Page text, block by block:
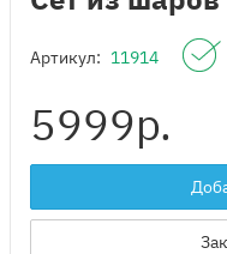
Артикул: 11914
5999р.